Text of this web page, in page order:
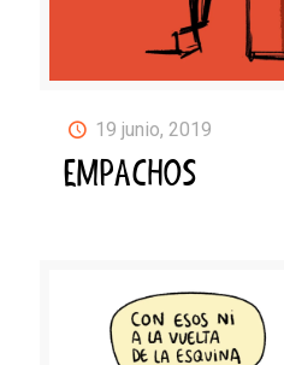
19 junio, 2019
EMPACHOS